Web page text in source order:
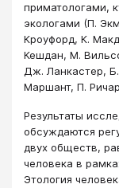
приматологами,
экологами (П.
Кроуфорд, К.
Кешдан, М.
Дж. Ланкастер,
Маршант, П.
Результаты
обсуждаются
двух обществ,
человека в
Этология